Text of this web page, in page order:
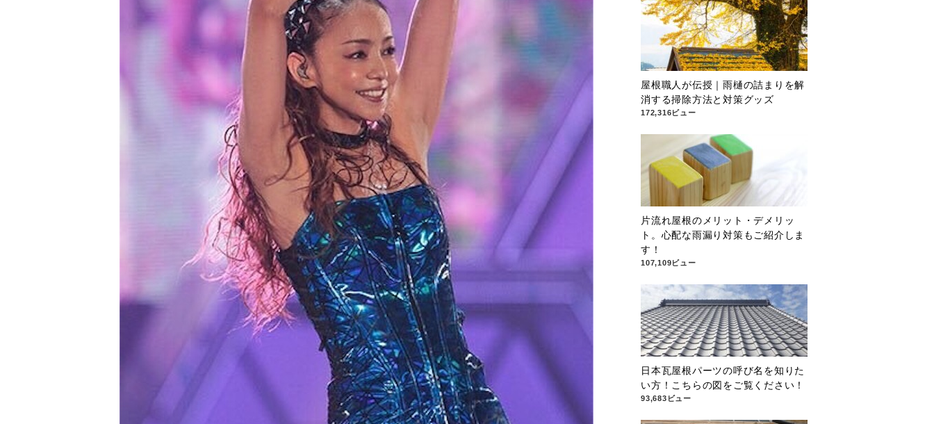
屋根職人が伝授｜雨樋の詰まりを解
消する掃除方法と対策グッズ
172,316ビュー
片流れ屋根のメリット・デメリッ
ト。心配な雨漏り対策もご紹介しま
す！
107,109ビュー
日本瓦屋根パーツの呼び名を知りた
い方！こちらの図をご覧ください！
93,683ビュー